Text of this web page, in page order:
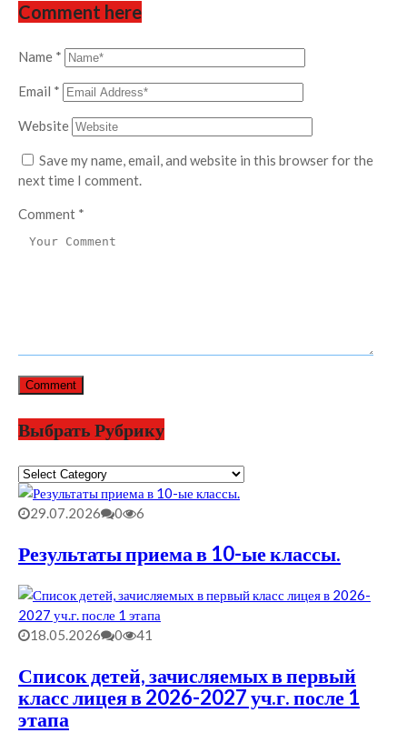
Comment here
Name *
Email *
Website
Save my name, email, and website in this browser for the
next time I comment.
Comment *
Выбрать Рубрику
Выбрать
Рубрику
29.07.2026
0 6
Результаты приема в 10-ые классы.
18.05.2026 0 41
Список детей, зачисляемых в первый
класс лицея в 2026-2027 уч.г. после 1
этапа